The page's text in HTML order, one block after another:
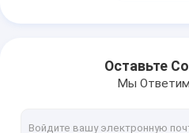
Оставьте
Мы